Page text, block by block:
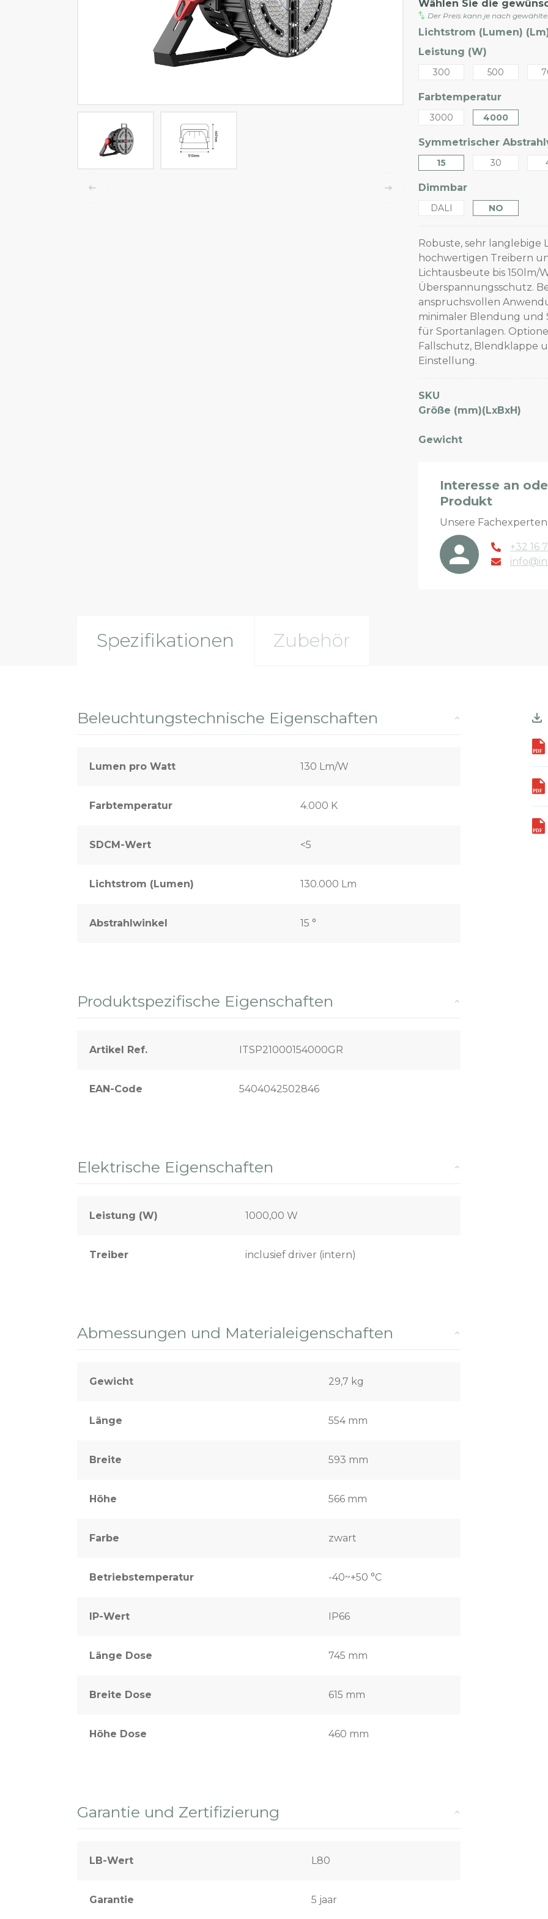
LED-Tracklights
Smartlighting
Wasserbeständige Leuchten
Decken- und Wandleuchten
Wählen Sie die
Der Preis kann je nach
Lichtstrom (Lumen)
Leistung (W)
300 500
Farbtemperatur
3000 4000
Symmetrischer
15 30
Dimmbar
DALI NO
Robuste, sehr langlebige
hochwertigen Treibern
Lichtausbeute bis 150lm/
Überspannungsschutz.
anspruchsvollen
minimaler Blendung und
für Sportanlagen.
Fallschutz, Blendklappe
Einstellung.
SKU
Größe (mm)(LxBxH)
Gewicht
Interesse an
Produkt
Unsere Fachexperten
+32 16
Spezifikationen Zubehör
Beleuchtungstechnische Eigenschaften
Lumen pro Watt 130 Lm/W
Farbtemperatur 4.000 K
SDCM-Wert <5
Lichtstrom (Lumen) 130.000 Lm
Abstrahlwinkel 15 °
Produktspezifische Eigenschaften
Artikel Ref. ITSP21000154000GR
EAN-Code 5404042502846
Elektrische Eigenschaften
Leistung (W) 1000,00 W
Treiber inclusief driver (intern)
Abmessungen und Materialeigenschaften
Gewicht 29,7 kg
Länge 554 mm
Breite 593 mm
Höhe 566 mm
Farbe zwart
Betriebstemperatur -40~+50 °C
IP-Wert IP66
Länge Dose 745 mm
Breite Dose 615 mm
Höhe Dose 460 mm
Garantie und Zertifizierung
LB-Wert L80
Garantie 5 jaar